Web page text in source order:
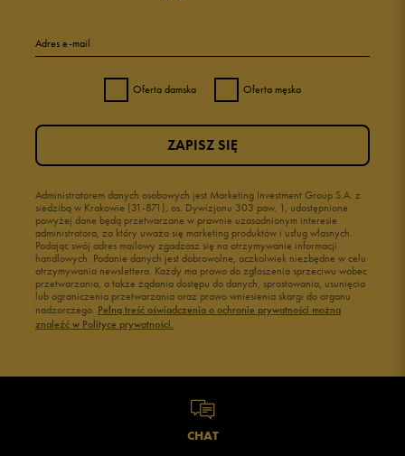
4 0%
1 0%
Jak zbieramy opinie?
Adres e-mail
Oferta damska Oferta męska
Administratorem danych osobowych jest Marketing Investment Group S.A. z
siedzibą w Krakowie (31-871), os. Dywizjonu 303 paw. 1, udostępnione
powyżej dane będą przetwarzane w prawnie uzasadnionym interesie
administratora, za który uważa się marketing produktów i usług własnych.
Podając swój adres mailowy zgadzasz się na otrzymywanie informacji
handlowych. Podanie danych jest dobrowolne, aczkolwiek niezbędne w celu
otrzymywania newslettera. Każdy ma prawo do zgłoszenia sprzeciwu wobec
przetwarzania, a także żądania dostępu do danych, sprostowania, usunięcia
lub ograniczenia przetwarzania oraz prawo wniesienia skargi do organu
nadzorczego. Pełną treść oświadczenia o ochronie prywatności można
znaleźć w Polityce prywatności.
ZAPISZ SIĘ
CHAT